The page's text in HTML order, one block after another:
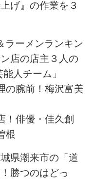
げ』の作業を３
ラーメンランキン
店の店主３人の
人チーム」
の腕前！梅沢富美
！俳優・佳久創
根
県潮来市の「道
勝つのはどっ